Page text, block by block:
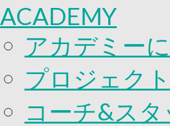
ACADEMY
アカデミー
プロジェク
コーチ&ス